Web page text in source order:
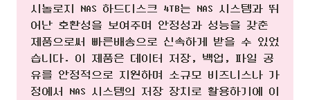
시놀로지 NAS 하드디스크 4TB는 NAS 시스템과 뛰
어난 호환성을 보여주며 안정성과 성능을 갖춘
제품으로써 빠른배송으로 신속하게 받을 수 있었
습니다. 이 제품은 데이터 저장, 백업, 파일 공
유를 안정적으로 지원하며 소규모 비즈니스나 가
정에서 NAS 시스템의 저장 장치로 활용하기에 이